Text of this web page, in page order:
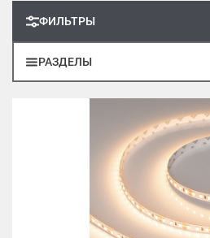
РАЗДЕЛЫ
ФИЛЬТРЫ